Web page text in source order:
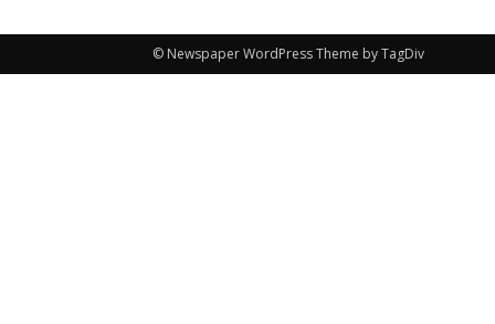
© Newspaper WordPress Theme by TagDiv